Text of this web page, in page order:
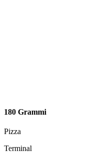
180 Grammi
Pizza
Terminal